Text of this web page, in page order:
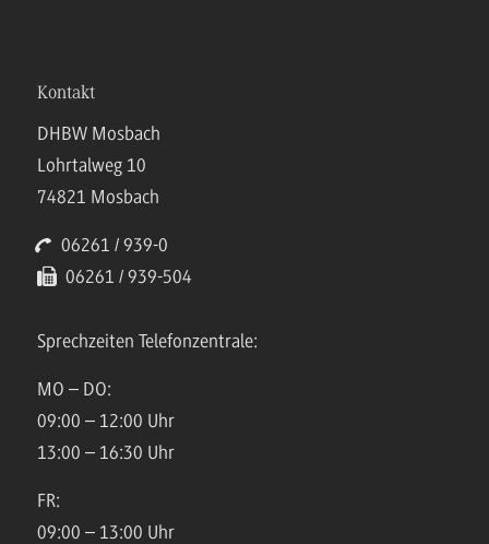
Kontakt
DHBW Mosbach
Lohrtalweg 10
74821 Mosbach
06261 / 939-0
06261 / 939-504
Sprechzeiten Telefonzentrale:
MO – DO:
09:00 – 12:00 Uhr
13:00 – 16:30 Uhr
FR:
09:00 – 13:00 Uhr